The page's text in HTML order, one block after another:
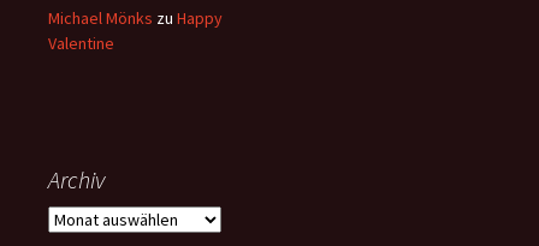
Michael Mönks zu Happy
Valentine
Archiv
Archiv